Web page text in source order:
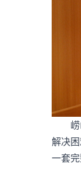
崂山
解决
一套